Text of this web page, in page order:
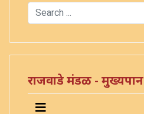
Search
राजवाडे मंडळ - मुख्यपान